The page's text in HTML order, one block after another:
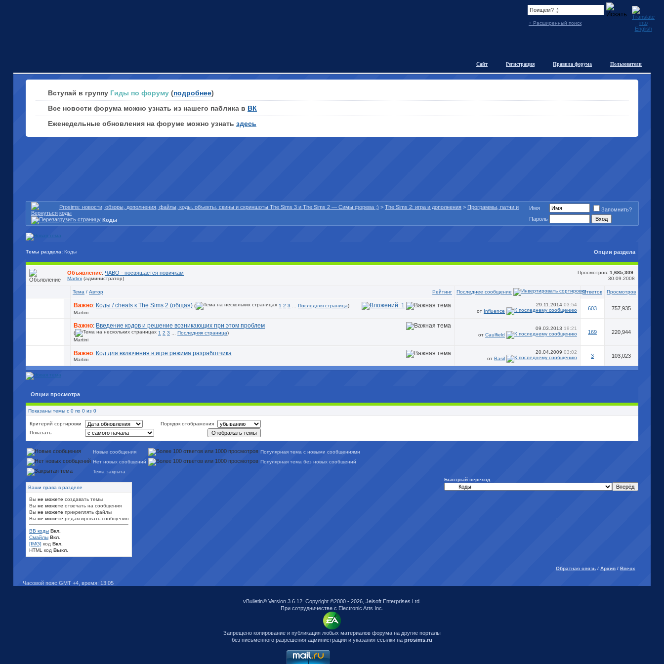
+ Расширенный поиск
Пользователи
Правила форума
Регистрация
Сайт
Вступай в группу Гиды по форуму (подробнее)
Все новости форума можно узнать из нашего паблика в ВК
Еженедельные обновления на форуме можно узнать здесь
Prosims: новости, обзоры, дополнения, файлы, коды, объекты, скины и скриншоты The Sims 3 и The Sims 2 — Симы форева ;) > The Sims 2: игра и дополнения > Программы, патчи и
коды
Коды
Имя
Запомнить?
Пароль
Темы раздела: Коды Опции раздела
Просмотров: 1,685,309
Объявление: ЧАВО - посвящается новичкам
30.09.2008
Martini (администратор)
Рейтинг
Тема / Автор Последнее сообщение Ответов Просмотров
Важно: Коды / cheats к The Sims 2 (общая) ( 1 2 3 Последняя страница)
Martini
29.11.2014 03:54
от Influence 603 757,935
Важно: Введение кодов и решение возникающих при этом проблем
( 1 2 3 Последняя страница)
Martini
09.03.2013 19:21
от Caulfield 169 220,944
Важно: Код для включения в игре режима разработчика
Martini
20.04.2009 03:02
от Basil 3 103,023
Опции просмотра
Показаны темы с 0 по 0 из 0
Критерий сортировки
Порядок отображения
Показать
Новые сообщения
Популярная тема с новыми сообщениями
Нет новых сообщений
Популярная тема без новых сообщений
Тема закрыта
Ваши права в разделе
Вы не можете создавать темы
Вы не можете отвечать на сообщения
Вы не можете прикреплять файлы
Вы не можете редактировать сообщения
BB коды Вкл.
Смайлы Вкл.
[IMG] код Вкл.
HTML код Выкл.
Быстрый переход
Обратная связь / Архив / Вверх
Часовой пояс GMT +4, время: 13:05
vBulletin® Version 3.6.12. Copyright ©2000 - 2026, Jelsoft Enterprises Ltd.
При сотрудничестве с Electronic Arts Inc.
Запрещено копирование и публикация любых материалов форума на другие порталы
без письменного разрешения администрации и указания ссылки на prosims.ru